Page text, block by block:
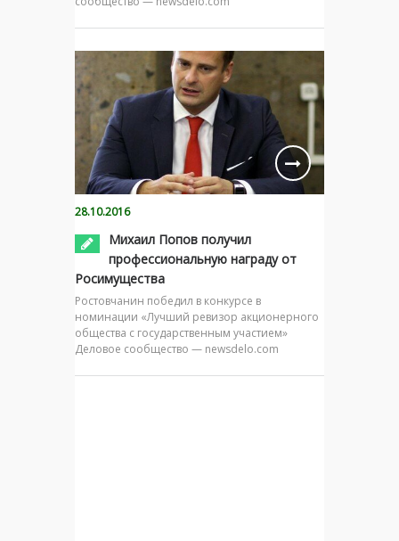
28.10.2016
Михаил Попов получил
профессиональную награду от
Росимущества
Ростовчанин победил в конкурсе в
номинации «Лучший ревизор акционерного
общества с государственным участием»
Деловое сообщество — newsdelo.com